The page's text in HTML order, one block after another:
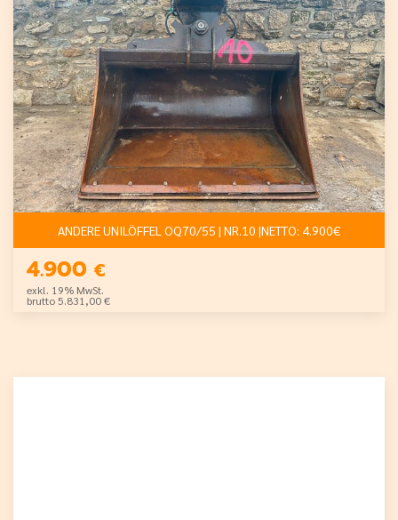
ANDERE UNILÖFFEL OQ70/55 | NR.10 |NETTO: 4.900€
4.900 €
exkl. 19% MwSt.
brutto 5.831,00 €